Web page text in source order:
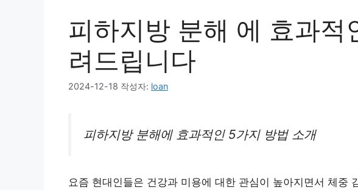
피하지방 분해 에 효과적
려드립니다
2024-12-18 작성자: loan
피하지방 분해에 효과적인 5가지 방법 소개
요즘 현대인들은 건강과 미용에 대한 관심이 높아지면서 체중